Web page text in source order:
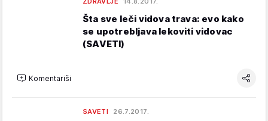
Šta sve leči vidova trava: evo kako
se upotrebljava lekoviti vidovac
(SAVETI)
Komentariši
SAVETI 26.7.2017.